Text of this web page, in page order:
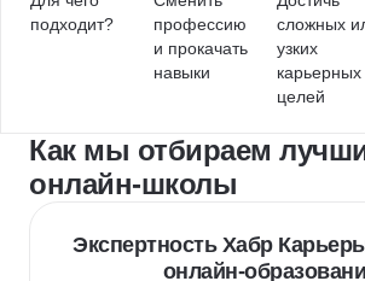
подходит?
профессию
и прокачать
навыки
сложных
узких
карьерных
целей
Как мы отбираем
онлайн-школы
Экспертность Хабр
онлайн-